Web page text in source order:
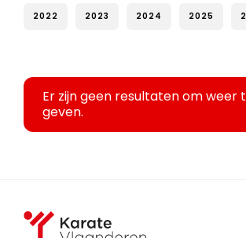
2022 2023 2024 2025
Er zijn geen resultaten om weer
geven.